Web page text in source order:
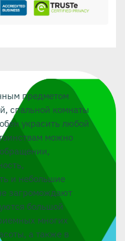
предметом
спальной комнаты
украсить любой
можно
и небольшие
загромождают
большой
многих
а также в